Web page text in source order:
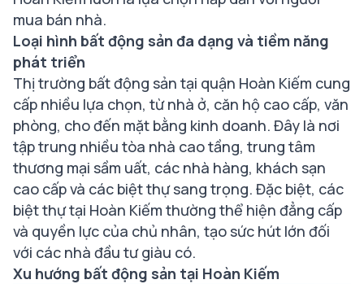
mua bán nhà.
Loại hình bất động sản đa dạng và tiềm năng
phát triển
Thị trường bất động sản tại quận Hoàn Kiếm cung
cấp nhiều lựa chọn, từ nhà ở, căn hộ cao cấp, văn
phòng, cho đến mặt bằng kinh doanh. Đây là nơi
tập trung nhiều tòa nhà cao tầng, trung tâm
thương mại sầm uất, các nhà hàng, khách sạn
cao cấp và các biệt thự sang trọng. Đặc biệt, các
biệt thự tại Hoàn Kiếm thường thể hiện đẳng cấp
và quyền lực của chủ nhân, tạo sức hút lớn đối
với các nhà đầu tư giàu có.
Xu hướng bất động sản tại Hoàn Kiếm